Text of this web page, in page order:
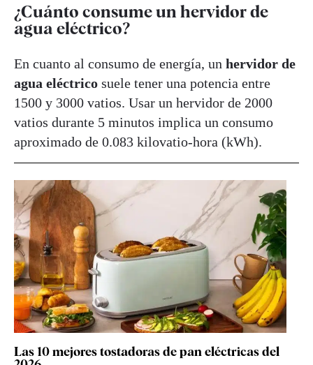
¿Cuánto consume un hervidor de
agua eléctrico?
En cuanto al consumo de energía, un hervidor de
agua eléctrico suele tener una potencia entre
1500 y 3000 vatios. Usar un hervidor de 2000
vatios durante 5 minutos implica un consumo
aproximado de 0.083 kilovatio-hora (kWh).
Las 10 mejores tostadoras de pan eléctricas del